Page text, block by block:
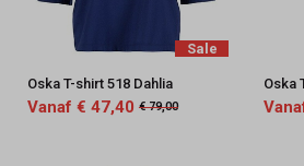
Sale
Oska T-shirt 518 Dahlia
Vanaf € 47,40 € 79,00
Oska